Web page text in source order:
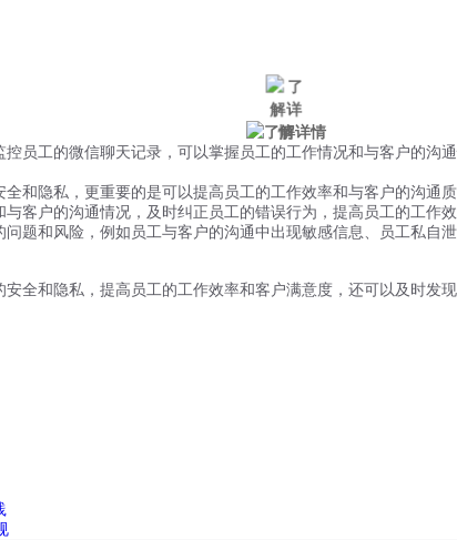
员工的微信聊天记录，可以掌握员工的工作情况和与客户的
和隐私，更重要的是可以提高员工的工作效率和与客户的沟通质
客户的沟通情况，及时纠正员工的错误行为，提高员工的工作效
题和风险，例如员工与客户的沟通中出现敏感信息、员工私自
全和隐私，提高员工的工作效率和客户满意度，还可以及时发